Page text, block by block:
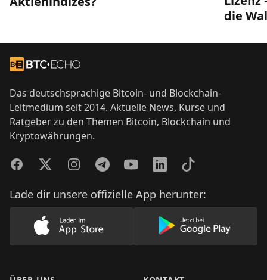
die
Zur Startseite
Das deutschsprachige Bitcoin- und Blockchain-
Leitmedium seit 2014. Aktuelle News, Kurse und
Ratgeber zu den Themen Bitcoin, Blockchain und
Kryptowährungen.
FacebookTwitterInstagramTelegramYouTubeLinkedInTikTok
Lade dir unsere offizielle App herunter:
Lade unsere App im AppStore herunter
Lade unsere